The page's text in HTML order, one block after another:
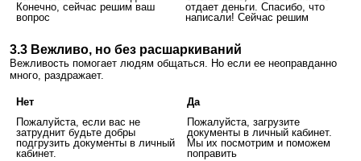
Конечно, сейчас решим ваш
вопрос
отдает деньги. Спасибо, что
написали! Сейчас решим
3.3 Вежливо, но без расшаркиваний
Вежливость помогает людям общаться. Но если ее неоправданно
много, раздражает.
Нет
Да
Пожалуйста, если вас не
затруднит будьте добры
подгрузить документы в личный
кабинет.
Пожалуйста, загрузите
документы в личный кабинет.
Мы их посмотрим и поможем
поправить